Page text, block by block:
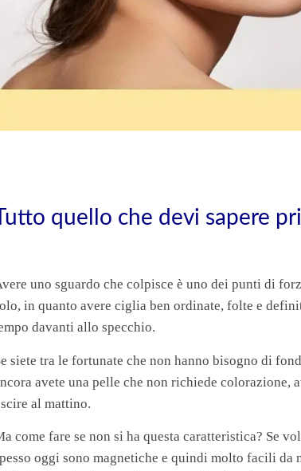
quello che devi sapere
uno sguardo che colpisce è uno dei punti di
in quanto avere ciglia ben ordinate, folte e
davanti allo specchio.
siete tra le fortunate che non hanno bisogno di
avete una pelle che non richiede colorazione,
al mattino.
come fare se non si ha questa caratteristica? Se
oggi sono magnetiche e quindi molto facili da